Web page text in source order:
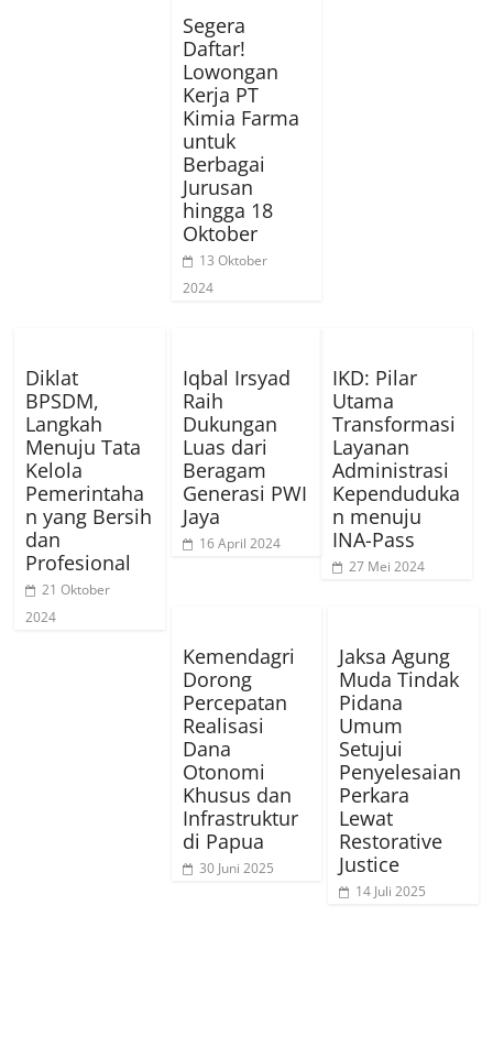
Segera
Daftar!
Lowongan
Kerja PT
Kimia Farma
untuk
Berbagai
Jurusan
hingga 18
Oktober
13 Oktober
2024
Diklat
BPSDM,
Langkah
Menuju Tata
Kelola
Pemerintaha
n yang Bersih
dan
Profesional
21 Oktober
2024
Iqbal Irsyad
Raih
Dukungan
Luas dari
Beragam
Generasi PWI
Jaya
16 April 2024
IKD: Pilar
Utama
Transformasi
Layanan
Administrasi
Kependuduka
n menuju
INA-Pass
27 Mei 2024
Kemendagri
Dorong
Percepatan
Realisasi
Dana
Otonomi
Khusus dan
Infrastruktur
di Papua
30 Juni 2025
Jaksa Agung
Muda Tindak
Pidana
Umum
Setujui
Penyelesaian
Perkara
Lewat
Restorative
Justice
14 Juli 2025